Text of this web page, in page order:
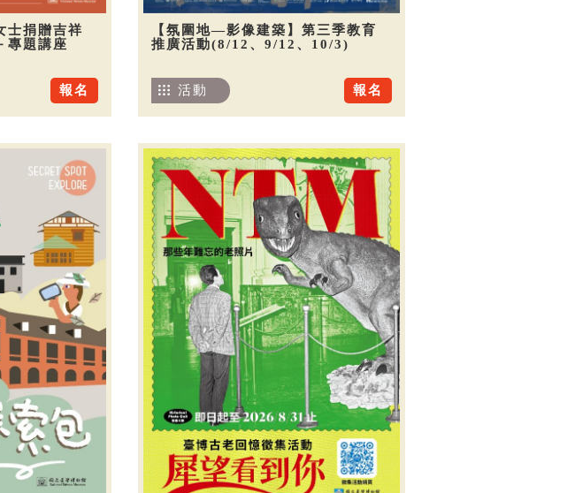
士捐贈吉祥
專題講座
報名
【氛圍地—影像建築】第三季教育
推廣活動(8/12、9/12、10/3)
報名
活動